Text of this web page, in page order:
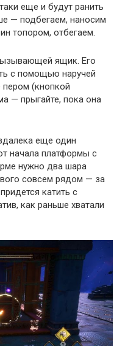
еще и будут ранить
— подбегаем, наносим
топором, отбегаем.
ящик. Его
с помощью наручей
пером (кнопкой
— прыгайте, пока она
еще один
начала платформы с
нужно два шара
совсем рядом — за
катить с
как раньше хватали